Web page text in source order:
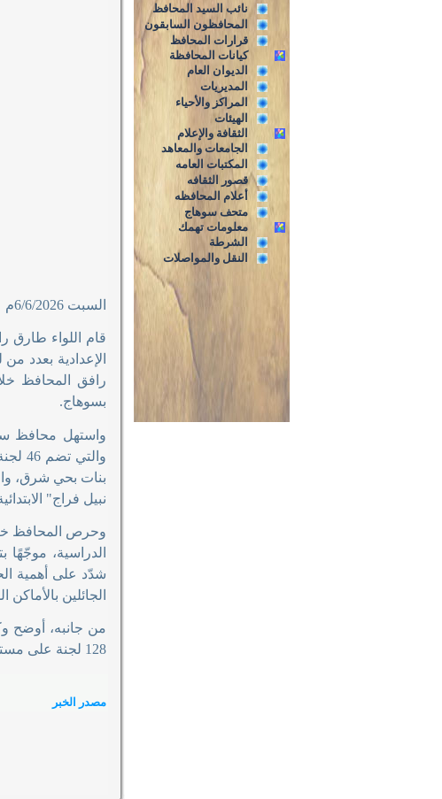
نائب السيد المحافظ
المحافظون السابقون
قرارات المحافظ
كيانات المحافظة
الديوان العام
المديريات
المراكز والأحياء
الهيئات
الثقافة والإعلام
الجامعات والمعاهد
المكتبات العامه
قصور الثقافه
أعلام المحافظه
متحف سوهاج
معلومات تهمك
الشرطة
النقل والمواصلات
السبت 6/6/2026م
قام اللواء طارق
الإعدادية بعدد
رافق المحافظ
بسوهاج.
واستهل محافظ
نبيل فراج" الابتدائية، وتضم ١١ لجنة إعدادية، يؤدي بها
وحرص المحافظ
الدراسية، موجّهًا
شدّد على أهمية
الجائلين
128 لجنة على مستوى المحافظة، فيما يخوض امتحانات الشهادة الإعدادية 99.902 طالبًا وطالبة موزعين على 497 لجنة
مصدر الخبر